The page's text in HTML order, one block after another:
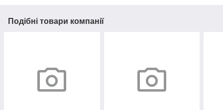
Подібні товари компанії